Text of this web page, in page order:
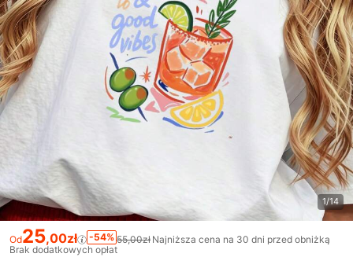
1/14
Od25,00zł -54% 55,00zł Najniższa cena na 30 dni przed obniżką
Brak dodatkowych opłat